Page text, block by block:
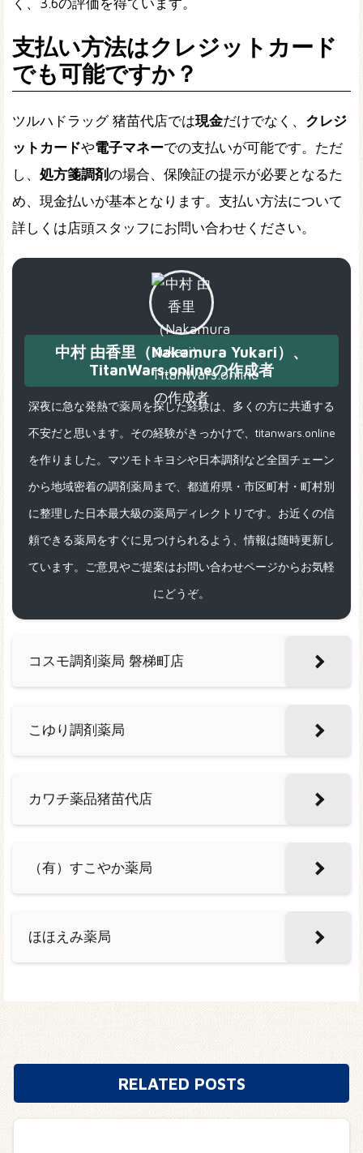
く、3.6の評価を得ています。
支払い方法はクレジットカード
でも可能ですか？
ツルハドラッグ 猪苗代店では現金だけでなく、 クレジ
ットカードや電子マネーでの支払いが可能です。ただ
し、 処方箋調剤の場合、保険証の提示が必要となるた
め、現金払いが基本となります。支払い方法について
詳しくは店頭スタッフにお問い合わせください。
中村 由香里（Nakamura Yukari）、
TitanWars.onlineの作成者
深夜に急な発熱で薬局を探した経験は、多くの方に共通する
不安だと思います。その経験がきっかけで、titanwars.online
を作りました。マツモトキヨシや日本調剤など全国チェーン
から地域密着の調剤薬局まで、都道府県・市区町村・町村別
に整理した日本最大級の薬局ディレクトリです。お近くの信
頼できる薬局をすぐに見つけられるよう、情報は随時更新し
ています。ご意見やご提案はお問い合わせページからお気軽
にどうぞ。
コスモ調剤薬局 磐梯町店
こゆり調剤薬局
カワチ薬品猪苗代店
（有）すこやか薬局
ほほえみ薬局
RELATED POSTS